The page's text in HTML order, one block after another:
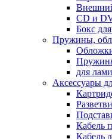
CD и
Бокс
Пружины,
для
Аксессуары
Кабель
Кабель